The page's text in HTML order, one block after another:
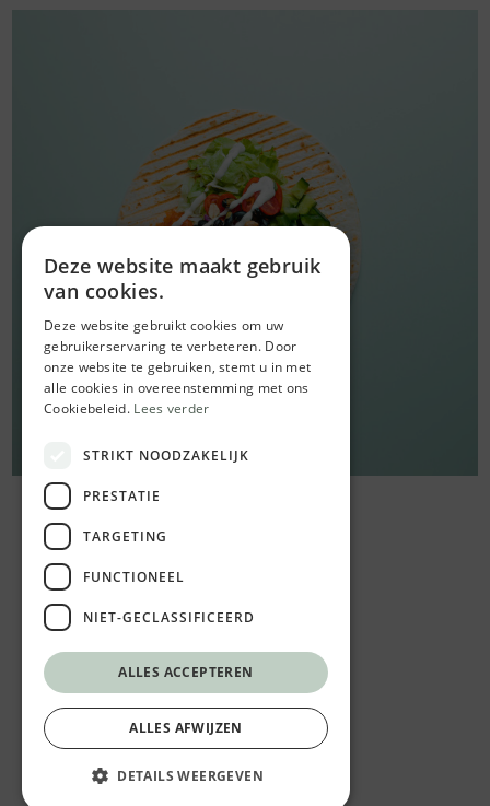
Deze website maakt gebruik
van cookies.
Deze website gebruikt cookies om uw
gebruikerservaring te verbeteren. Door
onze website te gebruiken, stemt u in met
alle cookies in overeenstemming met ons
Cookiebeleid. Lees verder
STRIKT NOODZAKELIJK
PRESTATIE
TARGETING
FUNCTIONEEL
NIET-GECLASSIFICEERD
ALLES ACCEPTEREN
ALLES AFWIJZEN
DETAILS WEERGEVEN